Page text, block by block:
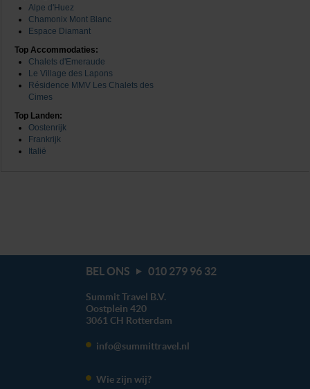
We werken samen met
Alpe d'Huez
Chamonix Mont Blanc
Espace Diamant
Top Accommodaties:
Chalets d'Emeraude
Le Village des Lapons
Résidence MMV Les Chalets des
Cimes
Top Landen:
Oostenrijk
Frankrijk
Italië
BEL ONS 010 279 96 32
Summit Travel B.V.
Oostplein 420
3061 CH Rotterdam
info@summittravel.nl
Wie zijn wij?